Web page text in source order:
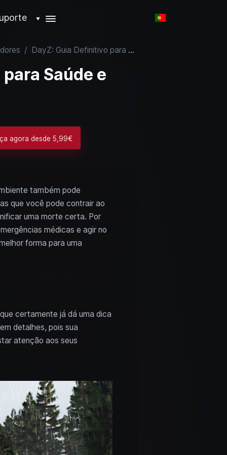
▼
/ DayZ: Guia Definitivo para Saúde e Cura
Saúde e
agora desde 5,99€
também pode
que você pode contrair ao
uma morte certa. Por
médicas e agir no
forma para uma
certamente já dá uma dica
detalhes, pois sua
atenção aos seus